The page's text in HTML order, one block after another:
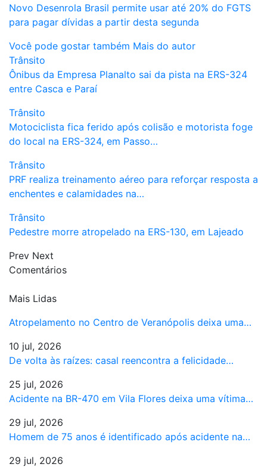
Novo Desenrola Brasil permite usar até 20% do FGTS
para pagar dívidas a partir desta segunda
Você pode gostar também Mais do autor
Trânsito
Ônibus da Empresa Planalto sai da pista na ERS-324
entre Casca e Paraí
Trânsito
Motociclista fica ferido após colisão e motorista foge
do local na ERS-324, em Passo…
Trânsito
PRF realiza treinamento aéreo para reforçar resposta a
enchentes e calamidades na…
Trânsito
Pedestre morre atropelado na ERS-130, em Lajeado
Prev Next
Comentários
Mais Lidas
Atropelamento no Centro de Veranópolis deixa uma…
10 jul, 2026
De volta às raízes: casal reencontra a felicidade…
25 jul, 2026
Acidente na BR-470 em Vila Flores deixa uma vítima…
29 jul, 2026
Homem de 75 anos é identificado após acidente na…
29 jul, 2026